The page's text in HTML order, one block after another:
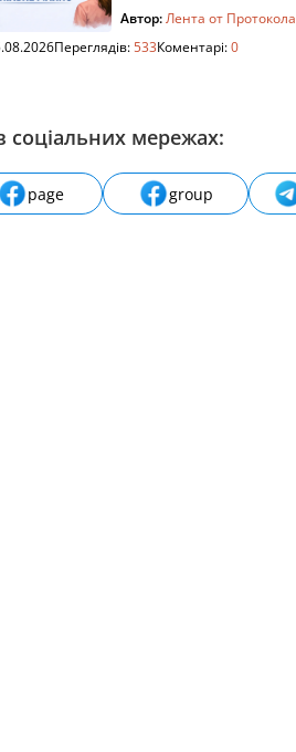
Автор:Лента от Протокола
Переглядів:533Коментарі:0
соціальних мережах:
page group